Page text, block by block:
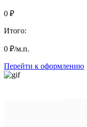
0 ₽
Итого:
0 ₽/м.п.
Перейти к оформлению